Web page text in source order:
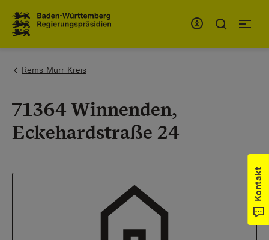
You are here:
Rems-Murr-Kreis
71364 Winnenden,
Eckehardstraße 24
Kontakt